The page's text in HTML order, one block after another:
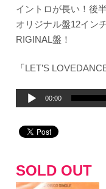
イントロが長い！後
オリジナル盤12イン
RIGINAL盤！
「LET’S
プ
ヤ
00:00
SOLD OUT